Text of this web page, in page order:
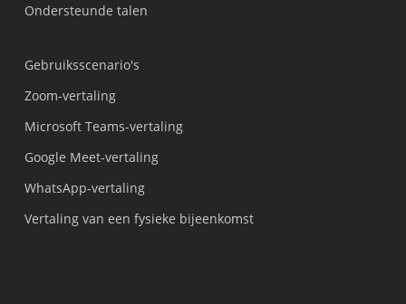
Ondersteunde talen
Gebruiksscenario's
Zoom-vertaling
Microsoft Teams-vertaling
Google Meet-vertaling
WhatsApp-vertaling
Vertaling van een fysieke bijeenkomst